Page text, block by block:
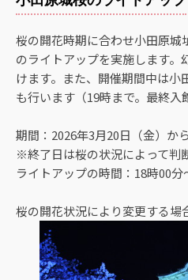
桜の開花時期に合わせ小田原城
のライトアップを実施します。
けます。また、開催期間中は
も行います（19時まで。最終入
期間：2026年3月20日（金）か
※終了日は桜の状況によって判
ライトアップの時間：18時00分
桜の開花状況により変更する場